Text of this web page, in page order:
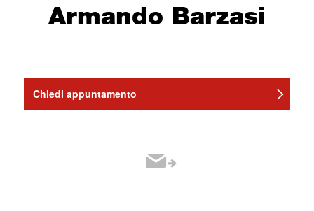
Armando Barzasi
Chiedi appuntamento